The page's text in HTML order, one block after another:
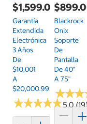
$1,599.00
Garantía
Extendida
Electrónica
3 Años
De
$10,001
A
$20,000.99
★★★★★
★★★★★5.0
Blackrock
Onix
Soporte
De
Pantalla
De 40"
A 75"
★★★
★★★